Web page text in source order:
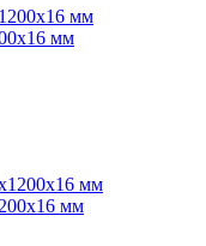
мм
мм